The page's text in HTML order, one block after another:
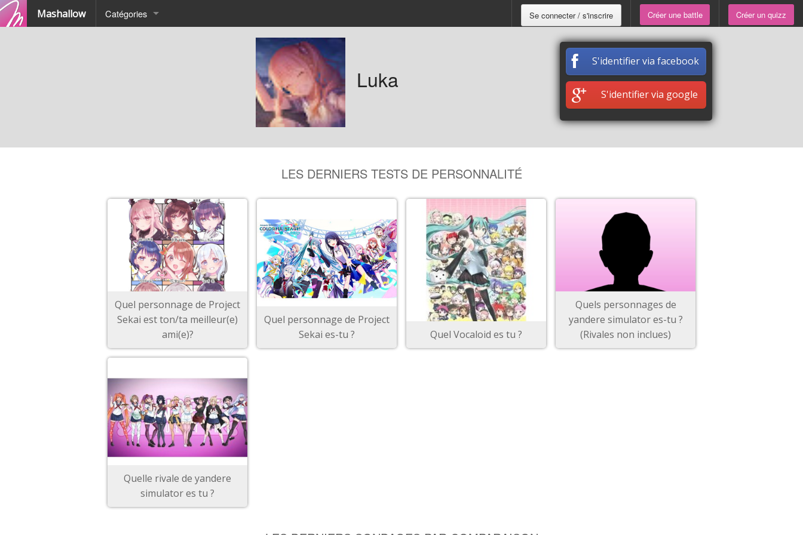
Mashallow Catégories Se connecter / s'inscrire Créer une battle Créer un quizz
Luka
S'identifier via facebook
S'identifier via google
LES DERNIERS TESTS DE PERSONNALITÉ
Quel personnage de Project
Sekai est ton/ta meilleur(e)
ami(e)?
Quel personnage de Project
Sekai es-tu ?
Quel Vocaloid es tu ?
Quels personnages de
yandere simulator es-tu ?
(Rivales non inclues)
Quelle rivale de yandere
simulator es tu ?